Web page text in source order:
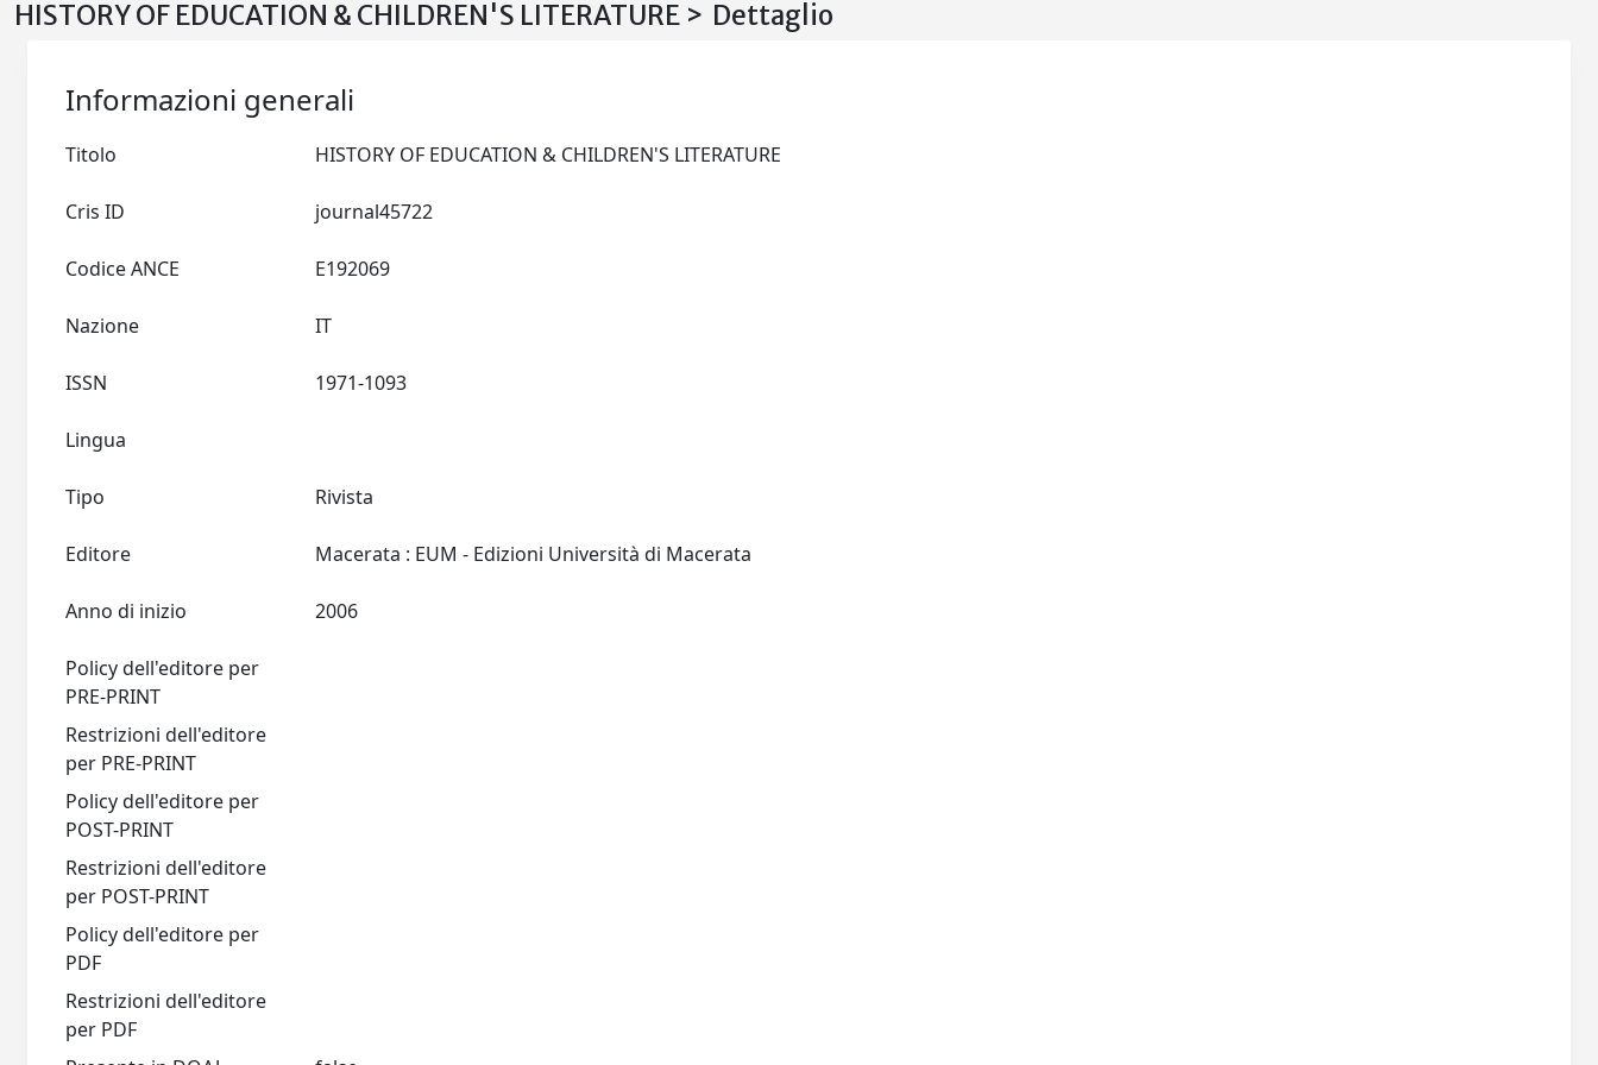
HISTORY OF EDUCATION & CHILDREN'S LITERATURE > Dettaglio
Informazioni generali
Titolo
Cris ID
Codice ANCE
Nazione
ISSN
Lingua
Tipo Rivista
Editore
Anno di inizio
Policy dell'editore per
PRE-PRINT
Restrizioni dell'editore
per PRE-PRINT
Policy dell'editore per
POST-PRINT
Restrizioni dell'editore
per POST-PRINT
Policy dell'editore per
PDF
Restrizioni dell'editore
per PDF